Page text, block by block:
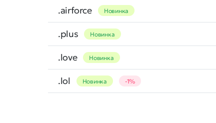
.airforce Новинка
.plus Новинка
.love Новинка
.lol Новинка -1%